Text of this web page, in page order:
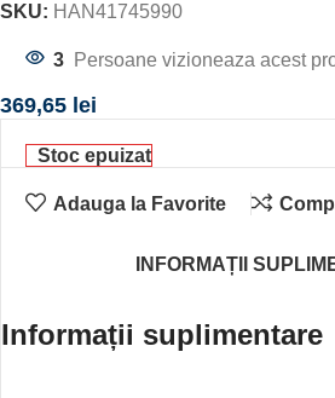
SKU: HAN41745990
3 Persoane vizioneaza acest
369,65 lei
Stoc epuizat
Adauga la Favorite
INFORMAȚII
Informații suplimentare